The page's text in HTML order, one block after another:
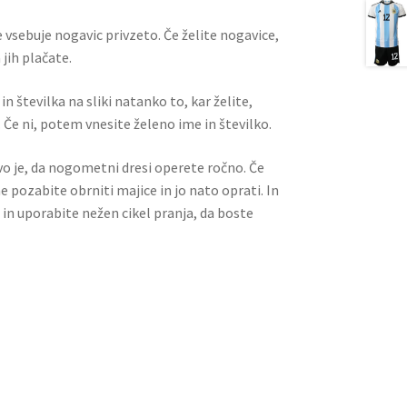
vsebuje nogavic privzeto. Če želite nogavice,
plačate.
številka na sliki natanko to, kar želite,
ni, potem vnesite želeno ime in številko.
je, da nogometni dresi operete ročno. Če
pozabite obrniti majice in jo nato oprati. In
uporabite nežen cikel pranja, da boste